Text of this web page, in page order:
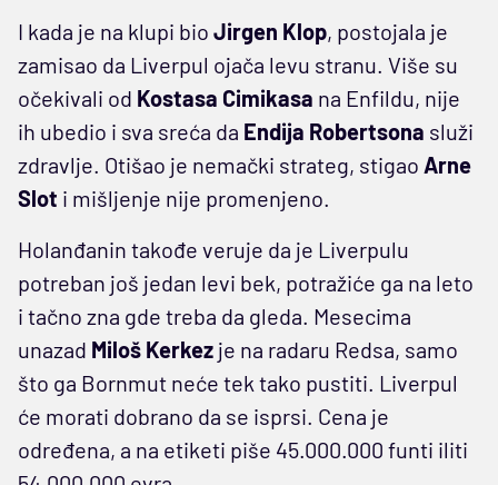
I kada je na klupi bio Jirgen Klop, postojala je
zamisao da Liverpul ojača levu stranu. Više su
očekivali od Kostasa Cimikasa na Enfildu, nije
ih ubedio i sva sreća da Endija Robertsona služi
zdravlje. Otišao je nemački strateg, stigao Arne
Slot i mišljenje nije promenjeno.
Holanđanin takođe veruje da je Liverpulu
potreban još jedan levi bek, potražiće ga na leto
i tačno zna gde treba da gleda. Mesecima
unazad Miloš Kerkez je na radaru Redsa, samo
što ga Bornmut neće tek tako pustiti. Liverpul
će morati dobrano da se isprsi. Cena je
određena, a na etiketi piše 45.000.000 funti iliti